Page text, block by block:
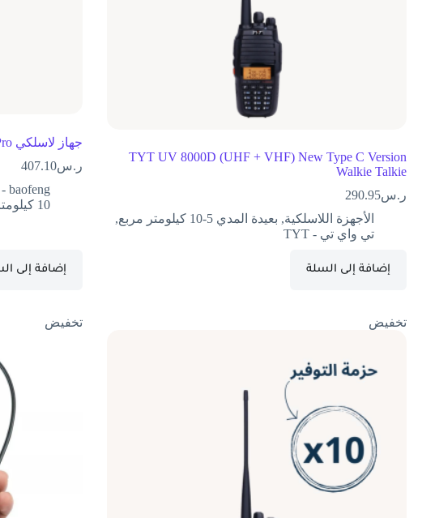
TYT UV 8000D (UHF + VHF) New Type C Version
Walkie Talkie
ر.س290.95
الأجهزة اللاسلكية, بعيدة المدي 5-10 كيلومتر مربع
,
تي واي تي - TYT
إضافة إلى السلة
جهاز لاسلكي BAOFENG UV-15R Pro
ر.س407.10
baofeng - باوفينج
10 كيلومتر مربع
إضافة إلى
تخفيض تخفيض